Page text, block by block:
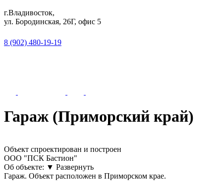
г.Владивосток,
ул. Бородинская, 26Г, офис 5
8 (902) 480-19-19
Гараж (Приморский край)
Объект спроектирован и построен
ООО "ПСК Бастион"
Об объекте: ▼ Развернуть
Гараж. Объект расположен в Приморском крае.